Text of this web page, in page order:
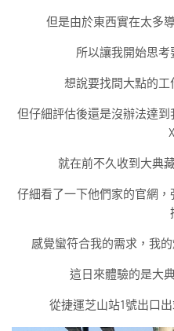
但是由於東西實在太多
所以讓我開始思
想說要找間大點的工
但仔細評估後還是沒辦法達
就在前不久收到大典
仔細看了一下他們家的官網，
感覺蠻符合我的需求，我
這日來體驗的是大
從捷運芝山站1號出口